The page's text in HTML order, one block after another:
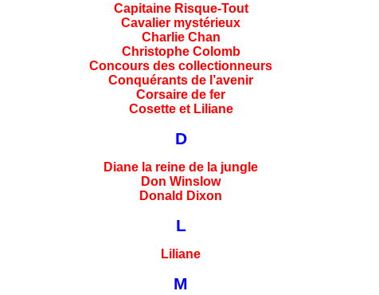
Capitaine Risque-Tout
Cavalier mystérieux
Charlie Chan
Christophe Colomb
Concours des collectionneurs
Conquérants de l’avenir
Corsaire de fer
Cosette et Liliane
D
Diane la reine de la jungle
Don Winslow
Donald Dixon
L
Liliane
M